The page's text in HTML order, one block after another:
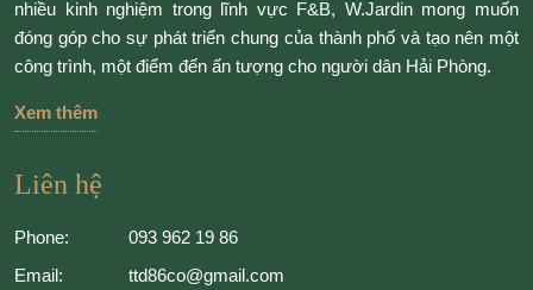
nhiều kinh nghiệm trong lĩnh vực F&B, W.Jardin mong muốn
đóng góp cho sự phát triển chung của thành phố và tạo nên một
công trình, một điểm đến ấn tượng cho người dân Hải Phòng.
Xem thêm
Liên hệ
Phone:
093 962 19 86
Email:
ttd86co@gmail.com